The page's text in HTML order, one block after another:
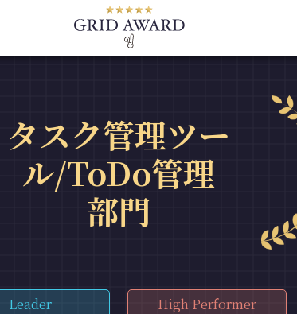
タスク管理ツー
ル/ToDo管理
部門
Leader High Performer